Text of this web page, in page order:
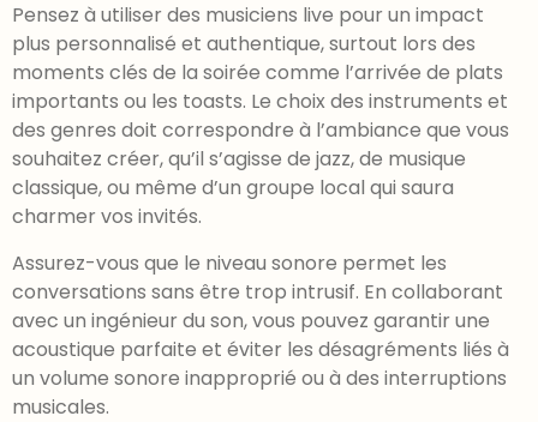
Pensez à utiliser des musiciens live pour un impact
plus personnalisé et authentique, surtout lors des
moments clés de la soirée comme l’arrivée de plats
importants ou les toasts. Le choix des instruments et
des genres doit correspondre à l’ambiance que vous
souhaitez créer, qu’il s’agisse de jazz, de musique
classique, ou même d’un groupe local qui saura
charmer vos invités.
Assurez-vous que le niveau sonore permet les
conversations sans être trop intrusif. En collaborant
avec un ingénieur du son, vous pouvez garantir une
acoustique parfaite et éviter les désagréments liés à
un volume sonore inapproprié ou à des interruptions
musicales.